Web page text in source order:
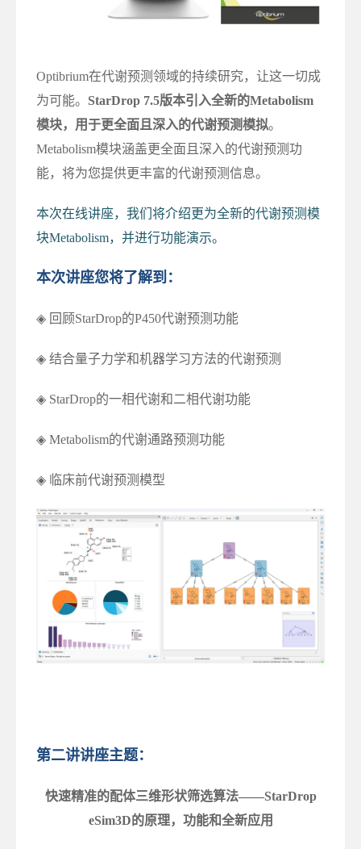
Optibrium在代谢预测领域的持续研究，让这一切成
为可能。 StarDrop 7.5版本引入全新的Metabolism
模块，用于更全面且深入的代谢预测模拟。
Metabolism模块涵盖更全面且深入的代谢预测功
能，将为您提供更丰富的代谢预测信息。
本次在线讲座，我们将介绍更为全新的代谢预测模
块Metabolism，并进行功能演示。
本次讲座您将了解到：
◈ 回顾StarDrop的P450代谢预测功能
◈ 结合量子力学和机器学习方法的代谢预测
◈ StarDrop的一相代谢和二相代谢功能
◈ Metabolism的代谢通路预测功能
◈ 临床前代谢预测模型
第二讲讲座主题：
快速精准的配体三维形状筛选算法——StarDrop
eSim3D的原理，功能和全新应用